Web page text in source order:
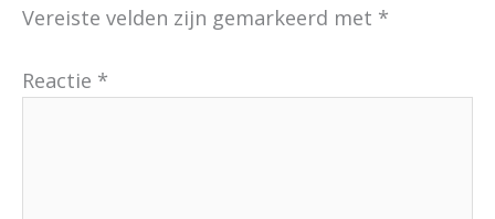
Vereiste velden zijn gemarkeerd met *
Reactie *